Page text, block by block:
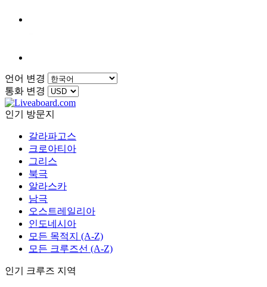
언어 변경
통화 변경
인기 방문지
갈라파고스
크로아티아
그리스
북극
알라스카
남극
오스트레일리아
인도네시아
모든 목적지 (A-Z)
모든 크루즈선 (A-Z)
인기 크루즈 지역